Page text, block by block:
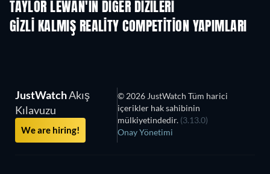
TAYLOR LEWAN'IN DIĞER DIZILERI
TV
GIZLI KALMIŞ REALITY COMPETITION YAPIMLARI
TV TV
JustWatchAkış
Kılavuzu
We are hiring!
© 2026 JustWatch Tüm harici
içerikler hak sahibinin
mülkiyetindedir. (3.13.0)
Onay Yönetimi